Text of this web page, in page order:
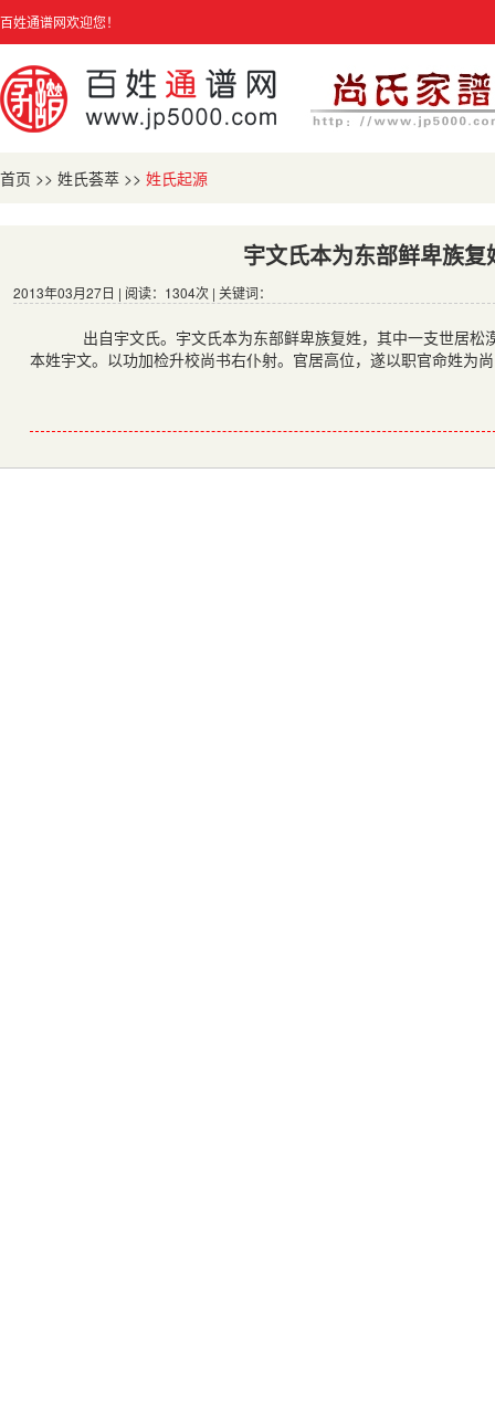
百姓通谱网欢迎您！
首页 >> 姓氏荟萃 >> 姓氏起源
宇文氏本为东部鲜卑族
2013年03月27日 | 阅读：1304次 | 关键词：
出自宇文氏。宇文氏本为东部鲜卑族复姓，其中一支世居松
本姓宇文。以功加检升校尚书右仆射。官居高位，遂以职官命姓为